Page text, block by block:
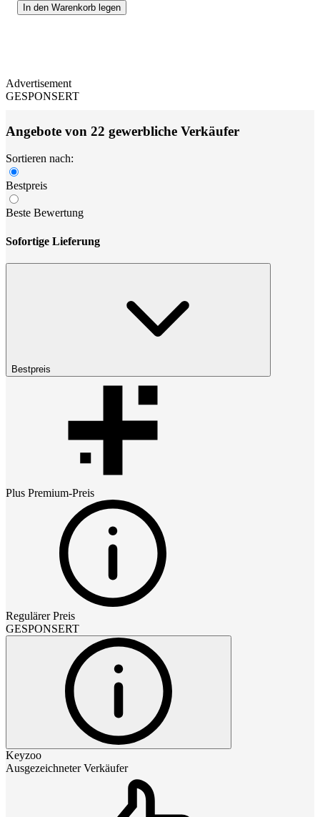
In den Warenkorb legen
Advertisement
GESPONSERT
Angebote von 22 gewerbliche Verkäufer
Sortieren nach:
Bestpreis
Beste Bewertung
Sofortige Lieferung
Bestpreis
Plus Premium-Preis
Regulärer Preis
GESPONSERT
Keyzoo
Ausgezeichneter Verkäufer